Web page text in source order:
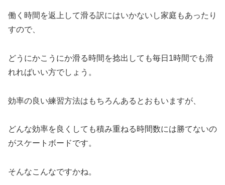
働く時間を返上して滑る訳にはいかないし家庭もあったり
すので、
どうにかこうにか滑る時間を捻出しても毎日1時間でも滑
れればいい方でしょう。
効率の良い練習方法はもちろんあるとおもいますが、
どんな効率を良くしても積み重ねる時間数には勝てないの
がスケートボードです。
そんなこんなですかね。